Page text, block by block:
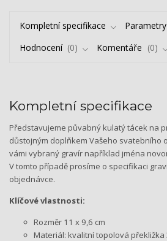
Kompletní specifikace
Parametry
Hodnocení
0 Komentáře 0
Kompletní specifikace
Představujeme půvabný kulatý tácek na
důstojným doplňkem Vašeho svatebního
vámi vybraný gravír například jména
V tomto případě prosíme o specifikaci
objednávce.
Klíčové vlastnosti:
Rozměr 11 x 9,6 cm
Materiál: kvalitní topolová překližka